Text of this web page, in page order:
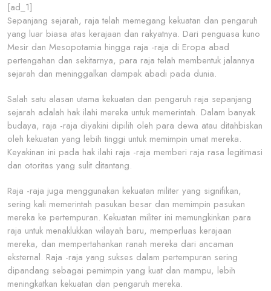
[ad_1]
Sepanjang sejarah, raja telah memegang kekuatan dan pengaruh
yang luar biasa atas kerajaan dan rakyatnya. Dari penguasa kuno
Mesir dan Mesopotamia hingga raja -raja di Eropa abad
pertengahan dan sekitarnya, para raja telah membentuk jalannya
sejarah dan meninggalkan dampak abadi pada dunia.
Salah satu alasan utama kekuatan dan pengaruh raja sepanjang
sejarah adalah hak ilahi mereka untuk memerintah. Dalam banyak
budaya, raja -raja diyakini dipilih oleh para dewa atau ditahbiskan
oleh kekuatan yang lebih tinggi untuk memimpin umat mereka.
Keyakinan ini pada hak ilahi raja -raja memberi raja rasa legitimasi
dan otoritas yang sulit ditantang.
Raja -raja juga menggunakan kekuatan militer yang signifikan,
sering kali memerintah pasukan besar dan memimpin pasukan
mereka ke pertempuran. Kekuatan militer ini memungkinkan para
raja untuk menaklukkan wilayah baru, memperluas kerajaan
mereka, dan mempertahankan ranah mereka dari ancaman
eksternal. Raja -raja yang sukses dalam pertempuran sering
dipandang sebagai pemimpin yang kuat dan mampu, lebih
meningkatkan kekuatan dan pengaruh mereka.